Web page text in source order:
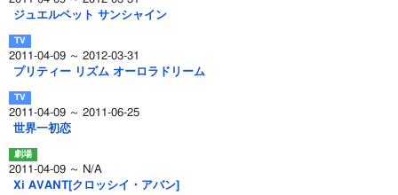
ジュエルペット サンシャイン
2011-04-09 ～ 2012-03-31
プリティー リズム オーロラドリーム
2011-04-09 ～ 2011-06-25
世界一初恋
2011-04-09 ～ N/A
Xi AVANT[クロッシイ・アバン]